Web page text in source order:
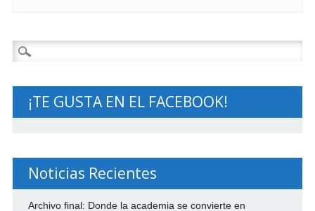
Buscar:
¡TE GUSTA EN EL FACEBOOK!
Noticias Recientes
Archivo final: Donde la academia se convierte en